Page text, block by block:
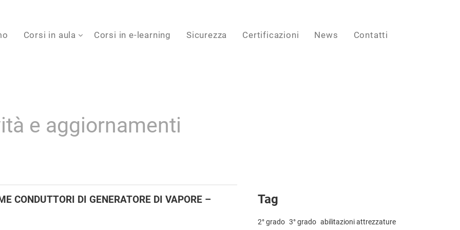
Corsi in aula Corsi in e-learning Sicurezza Certificazioni News Contatti
e aggiornamenti
CONDUTTORI DI GENERATORE DI VAPORE –
Tag
2° grado 3° grado abilitazioni attrezzature